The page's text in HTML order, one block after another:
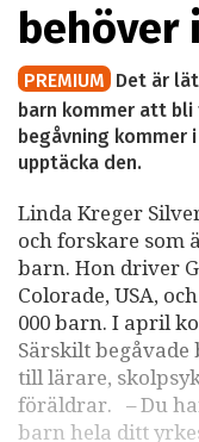
behöver
PREMIUM Det är
barn kommer att bli
begåvning kommer
upptäcka den.
Linda Kreger
och forskare som
barn. Hon driver
Colorade, USA,
000 barn. I april
Särskilt begåvade
till lärare,
föräldrar. – Du
barn hela ditt